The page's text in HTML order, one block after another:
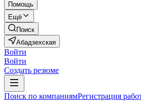
Помощь
Ещё
Поиск
Абадзехская
Войти
Войти
Создать резюме
Поиск по компаниямРегистрация